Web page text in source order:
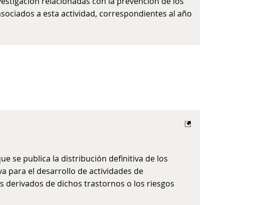
a esta actividad, correspondientes al año
se publica la distribución definitiva de los
para el desarrollo de actividades de
derivados de dichos trastornos o los riesgos